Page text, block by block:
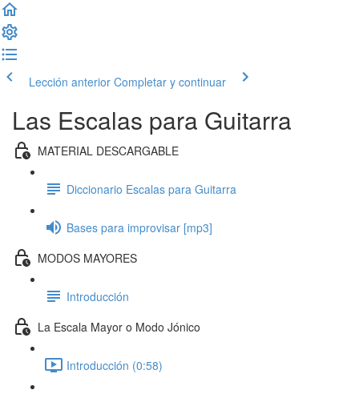
Lección anterior Completar y continuar
Las Escalas para Guitarra
MATERIAL DESCARGABLE
Diccionario Escalas para Guitarra
Bases para improvisar [mp3]
MODOS MAYORES
Introducción
La Escala Mayor o Modo Jónico
Introducción (0:58)